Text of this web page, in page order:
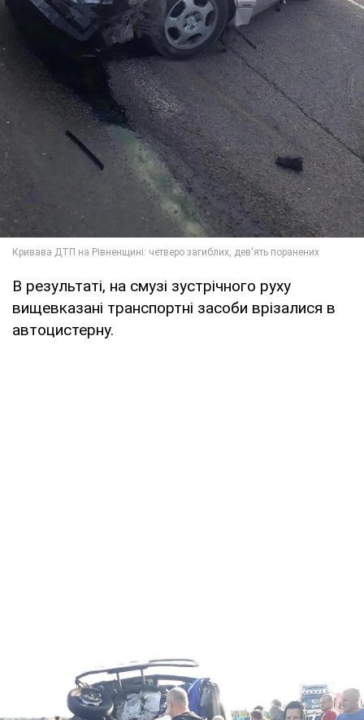
В результаті, на смузі зустрічного руху
вищевказані транспортні засоби врізалися в
автоцистерну.